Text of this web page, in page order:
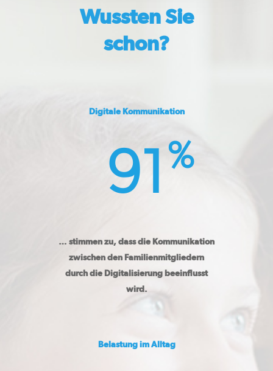
Wussten Sie
schon?
Digitale Kommunikation
91 %
… stimmen zu, dass die Kommunikation
zwischen den Familienmitgliedern
durch die Digitalisierung beeinflusst
wird.
Belastung im Alltag
Start
An der Eickesmühle 23,
41238 Mönchengladbach
+49 (0)2166 91 567 – 89
hello@eoa.de